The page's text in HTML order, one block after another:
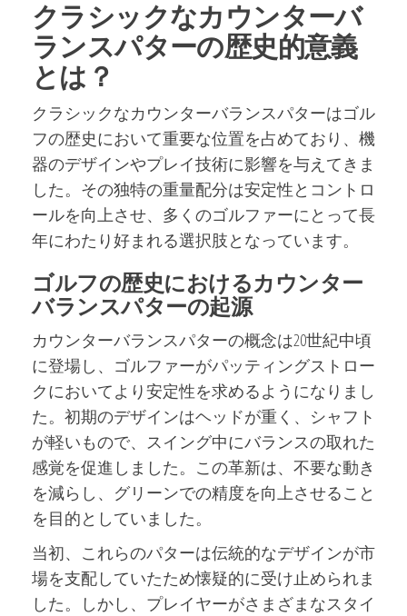
クラシックなカウンターバ
ランスパターの歴史的意義
とは？
クラシックなカウンターバランスパターはゴル
フの歴史において重要な位置を占めており、機
器のデザインやプレイ技術に影響を与えてきま
した。その独特の重量配分は安定性とコントロ
ールを向上させ、多くのゴルファーにとって長
年にわたり好まれる選択肢となっています。
ゴルフの歴史におけるカウンター
バランスパターの起源
カウンターバランスパターの概念は20世紀中頃
に登場し、ゴルファーがパッティングストロー
クにおいてより安定性を求めるようになりまし
た。初期のデザインはヘッドが重く、シャフト
が軽いもので、スイング中にバランスの取れた
感覚を促進しました。この革新は、不要な動き
を減らし、グリーンでの精度を向上させること
を目的としていました。
当初、これらのパターは伝統的なデザインが市
場を支配していたため懐疑的に受け止められま
した。しかし、プレイヤーがさまざまなスタイ